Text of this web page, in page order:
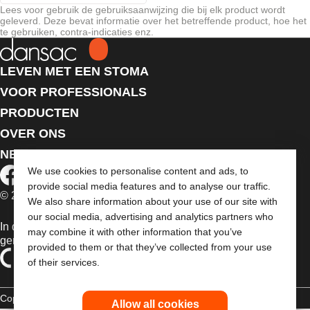
We use cookies to personalise content and ads, to
provide social media features and to analyse our traffic.
We also share information about your use of our site with
our social media, advertising and analytics partners who
may combine it with other information that you’ve
provided to them or that they’ve collected from your use
of their services.
Allow all cookies
Lees voor gebruik de gebruiksaanwijzing die bij elk product wordt
geleverd. Deze bevat informatie over het betreffende product, hoe het
te gebruiken, contra-indicaties enz.
LEVEN MET EEN STOMA
VOOR PROFESSIONALS
PRODUCTEN
OVER ONS
NEEM CONTACT MET ONS OP
© 2026 Dansac A/S. Alle rechten voorbehouden.
In de EU verkochte medische hulpmiddelen dienen
gemarkeerd te zijn met een van de volgende symbolen
Copyrightverklaring Privacybeleid Gebruik van cookies